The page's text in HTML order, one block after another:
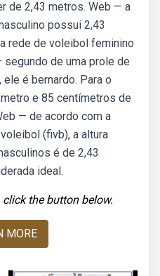
de 2,43 metros. Web — a
possui 2,43
rede de voleibol feminino
de uma prole de
é bernardo. Para o
e 85 centímetros de
— de acordo com a
(fivb), a altura
é de 2,43
ideal.
the button below.
MORE